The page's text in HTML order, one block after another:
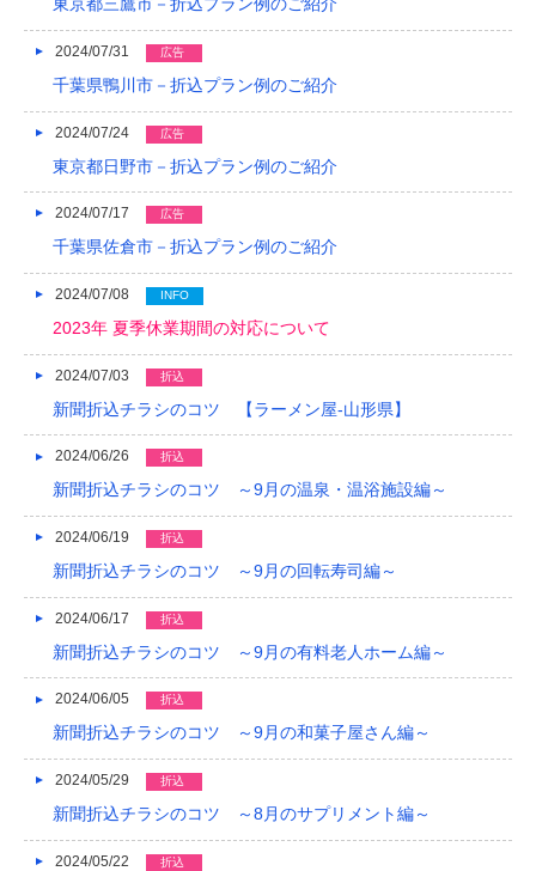
東京都三鷹市－折込プラン例のご紹介
2024/07/31 広告
千葉県鴨川市－折込プラン例のご紹介
2024/07/24 広告
東京都日野市－折込プラン例のご紹介
2024/07/17 広告
千葉県佐倉市－折込プラン例のご紹介
2024/07/08 INFO
2023年 夏季休業期間の対応について
2024/07/03 折込
新聞折込チラシのコツ 【ラーメン屋-山形県】
2024/06/26 折込
新聞折込チラシのコツ ～9月の温泉・温浴施設編～
2024/06/19 折込
新聞折込チラシのコツ ～9月の回転寿司編～
2024/06/17 折込
新聞折込チラシのコツ ～9月の有料老人ホーム編～
2024/06/05 折込
新聞折込チラシのコツ ～9月の和菓子屋さん編～
2024/05/29 折込
新聞折込チラシのコツ ～8月のサプリメント編～
2024/05/22 折込